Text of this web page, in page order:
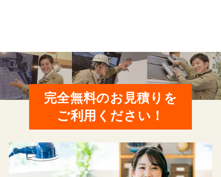
完全無料のお見積りを
ご利用ください！